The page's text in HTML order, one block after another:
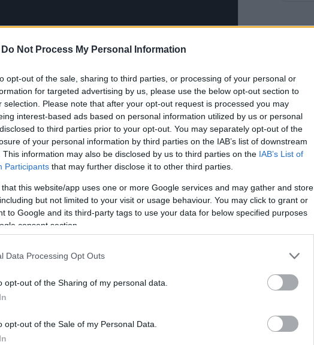
Do Not Process My Personal Information
opt-out of the sale, sharing to third parties, or processing of your personal or
for targeted advertising by us, please use the below opt-out section to
selection. Please note that after your opt-out request is processed you may
interest-based ads based on personal information utilized by us or personal
to third parties prior to your opt-out. You may separately opt-out of the
of your personal information by third parties on the IAB’s list of downstream
This information may also be disclosed by us to third parties on the IAB’s List of
Participants that may further disclose it to other third parties.
that this website/app uses one or more Google services and may gather and store
but not limited to your visit or usage behaviour. You may click to grant or
to Google and its third-party tags to use your data for below specified purposes
consent section.
Data Processing Opt Outs
opt-out of the Sharing of my personal data.
opt-out of the Sale of my Personal Data.
pubblico il calendario degli eventi societari
2.6.2 del Regolamento dei Mercati
Questa comunicazione è fondamentale
a seguire le performance e le